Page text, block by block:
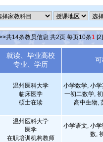
共14条教员信息 共2页 每页10条1 [2]
就读、毕业高校
专业、学历
温州医科大学
临床医学
硕士在读
小学数学, 小
一初二数学,
高中生物,
温州医科大学
医学
在职培训机构教师
小学语文, 小
数,